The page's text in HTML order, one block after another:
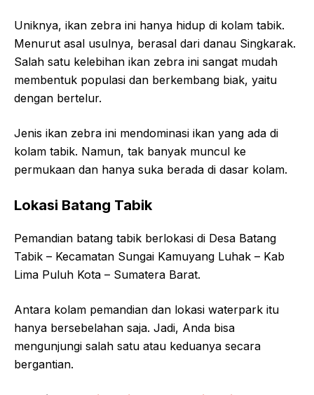
Uniknya, ikan zebra ini hanya hidup di kolam tabik.
Menurut asal usulnya, berasal dari danau Singkarak.
Salah satu kelebihan ikan zebra ini sangat mudah
membentuk populasi dan berkembang biak, yaitu
dengan bertelur.
Jenis ikan zebra ini mendominasi ikan yang ada di
kolam tabik. Namun, tak banyak muncul ke
permukaan dan hanya suka berada di dasar kolam.
Lokasi Batang Tabik
Pemandian batang tabik berlokasi di Desa Batang
Tabik – Kecamatan Sungai Kamuyang Luhak – Kab
Lima Puluh Kota – Sumatera Barat.
Antara kolam pemandian dan lokasi waterpark itu
hanya bersebelahan saja. Jadi, Anda bisa
mengunjungi salah satu atau keduanya secara
bergantian.